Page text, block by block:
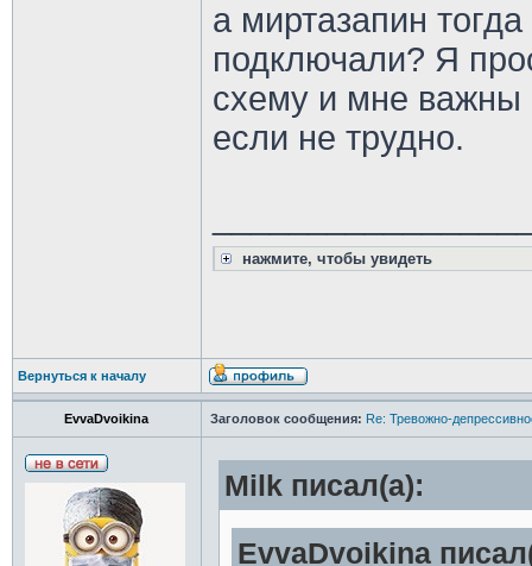
а миртазапин
подключали? Я
схему и мне важны
если не трудно.
нажмите, чтобы увидеть
Вернуться к началу
EvvaDvoikina Заголовок сообщения: Re: Тревожно-
Milk писал(а):
EvvaDvoikina